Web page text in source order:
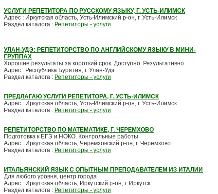
УСЛУГИ РЕПЕТИТОРА ПО РУССКОМУ ЯЗЫКУ, Г. УСТЬ-ИЛИМСК
Адрес : Иркутская область, Усть-Илимский р-он, г. Усть-Илимск
Раздел каталога : Репетиторы - услуги
УЛАН-УДЭ: РЕПЕТИТОРСТВО ПО АНГЛИЙСКОМУ ЯЗЫКУ В МИНИ-
ГРУППАХ
Хорошие результаты за короткий срок. Доступно. Результативно
Адрес : Республика Бурятия, г. Улан-Удэ
Раздел каталога : Репетиторы - услуги
ПРЕДЛАГАЮ УСЛУГИ РЕПЕТИТОРА, Г. УСТЬ-ИЛИМСК
Адрес : Иркутская область, Усть-Илимский р-он, г. Усть-Илимск
Раздел каталога : Репетиторы - услуги
РЕПЕТИТОРСТВО ПО МАТЕМАТИКЕ, Г. ЧЕРЕМХОВО
Подготовка к ЕГЭ и НОКО. Контрольные работы
Адрес : Иркутская область, Черемховский р-он, г. Черемхово
Раздел каталога : Репетиторы - услуги
ИТАЛЬЯНСКИЙ ЯЗЫК С ОПЫТНЫМ ПРЕПОДАВАТЕЛЕМ ИЗ ИТАЛИИ
Для любого уровня, центр города
Адрес : Иркутская область, Иркутский р-он, г. Иркутск
Раздел каталога : Репетиторы - услуги